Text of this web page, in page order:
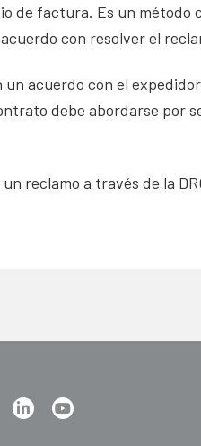
de factura. Es un método
con resolver el
acuerdo con el
debe abordarse por
reclamo a través de la